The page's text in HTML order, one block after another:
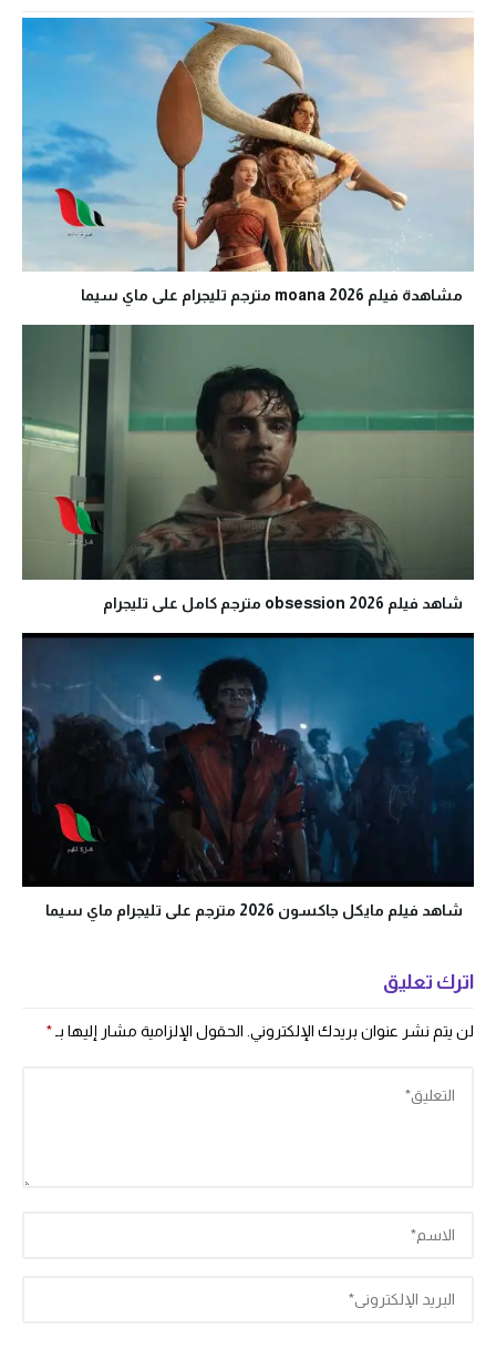
مشاهدة فيلم moana 2026 مترجم تليجرام على ماي سيما
شاهد فيلم obsession 2026 مترجم كامل على تليجرام
شاهد فيلم مايكل جاكسون 2026 مترجم على تليجرام ماي سيما
اترك تعليق
لن يتم نشر عنوان بريدك الإلكتروني. الحقول الإلزامية مشار إليها بـ*